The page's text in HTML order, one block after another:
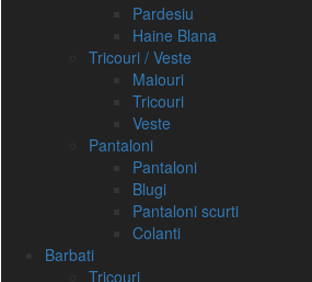
Pardesiu
Haine Blana
Tricouri / Veste
Maiouri
Tricouri
Veste
Pantaloni
Pantaloni
Blugi
Pantaloni scurti
Colanti
Barbati
Tricouri